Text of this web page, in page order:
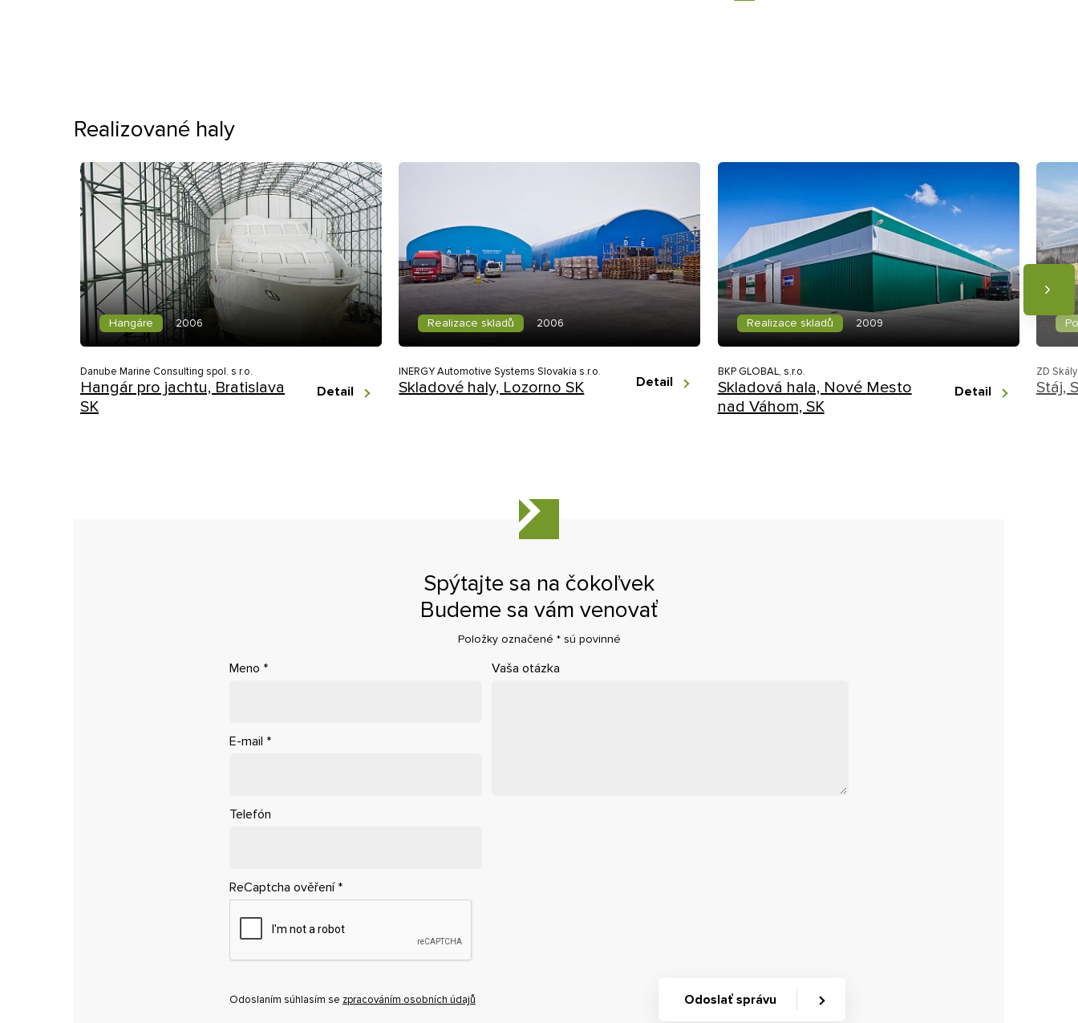
Realizované haly
Hangáre 2006
Danube Marine Consulting spol. s r.o.
Hangár pro jachtu, Bratislava
SK
Detail
Realizace skladů 2006
INERGY Automotive Systems Slovakia s.r.o.
Skladové haly, Lozorno SK Detail
Realizace skladů 2009
BKP GLOBAL, s.r.o.
Skladová hala, Nové Mesto
nad Váhom, SK
Detail
ZD Skály
Stáj,
Spýtajte sa na čokoľvek
Budeme sa vám venovať
Položky označené *sú povinné
Meno *
E-mail *
Telefón
ReCaptcha ověření *
Vaša otázka
Odoslaním súhlasím se zpracováním osobních údajů Odoslať správu